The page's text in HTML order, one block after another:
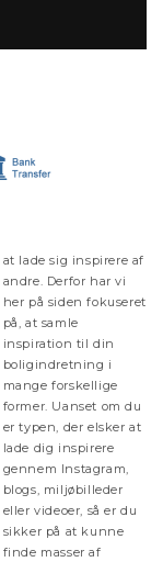
at lade sig inspirere af
andre. Derfor har vi
her på siden fokuseret
på, at samle
inspiration til din
boligindretning i
mange forskellige
former. Uanset om du
er typen, der elsker at
lade dig inspirere
gennem Instagram,
blogs, miljøbilleder
eller videoer, så er du
sikker på at kunne
finde masser af